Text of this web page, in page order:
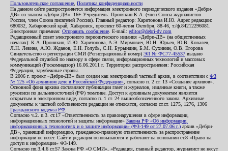
Пользовательское соглашение Политика конфиденциальности
На данном сайте распространяется информация электронного периодического издания «Дебри-
ДВ» со знаком «Дебри-ДВ». 16+ Учредитель: Пронякин К.А. (член Союза журналистов
России, член Союза писателей России). Главный редактор: Харитонова И.Ю. Адрес редакции:
680032, Хабаровский край, Хабаровск, проспект 60-летия Октября, 88-46, т./ф.84212296081.
Электронная приемная: Отправить сообщение . E-mail: editor@debri-dv.com
Редакционный совет электронного периодического издания «Дебри-ДВ» (на общественных
началах): К.А. Пронякин, И.Ю. Харитонова, А.Э. Мирмович, Ю.Н. Юрьев, Ю.В. Ковалев,
Л.Н. Левина, А.Ю. Жданов, Е.Н. Голубь, С.Н. Бурындин, Б.М. Сухинин, О.В. Егорова
Свидетельство о регистрации СМИ (Регистрационный номер) ЭЛ № ФС77-45537 выдано
Федеральной службой по надзору в сфере связи, информационных технологий и массовых
коммуникаций (Роскомнадзор) 16.06.2011 г. Территория распространения: Российская
Федерация, зарубежные страны.
В 2006 г. проект «Дебри-ДВ» был создан как электронный частный архив, в соответствии с ФЗ
№ 125 «Об архивном деле в Российской Федерации» , согласно п. 2 ст. 13 «Создание архивов».
Основной фонд архива составляют публикации газет и журналов, изданные книги, а также
рукописи по дальневосточной (РФ) тематике. Доступ к архивным документам является
открытым в электронном виде, согласно п. 1 ст. 24 вышеобозначенного закона. Архивные
документы к частной собственности редакции не относятся, согласно ст.ст. 1275, 1276, 1306
Гражданского кодекса РФ
Согласно ч.2. п.3. ст.17 «Ответственность за правонарушения в сфере информации,
информационных технологий и защиты информации» Закона РФ «Об информации,
информационных технологиях и о защите информации» (ФЗ-149 от 27.07.06 г.) архив «Дебри-
ДВ», хранящий информацию, гражданско-правовую ответственность за распространение
информации не несет. Сайт и редакция основываются и работают на основании ст.8 «Право на
доступ к информации» ФЗ-149.
Согласно пп.3,4,6 ст.57 Закона РФ «О СМИ», «Редакция, главный редактор, журналист не несут